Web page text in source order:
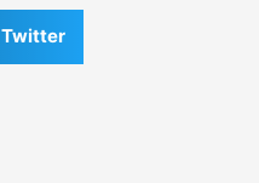
Twitter